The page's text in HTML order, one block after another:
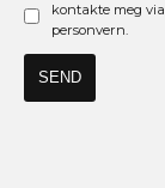
kontakte meg
personvern.